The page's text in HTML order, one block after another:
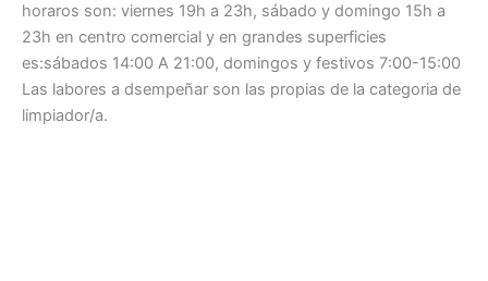
horaros son: viernes 19h a 23h, sábado y domingo 15h a
23h en centro comercial y en grandes superficies
es:sábados 14:00 A 21:00, domingos y festivos 7:00-15:00
Las labores a dsempeñar son las propias de la categoria de
limpiador/a.